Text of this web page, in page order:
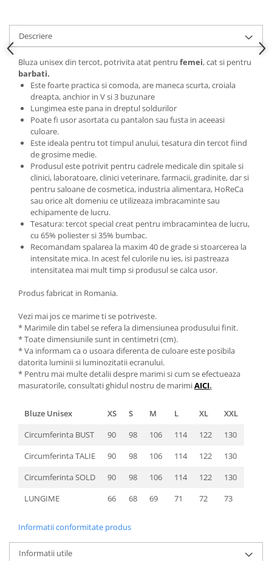
Descriere
Bluza unisex din tercot, potrivita atat pentru femei, cat si pentru
barbati.
Este foarte practica si comoda, are maneca scurta, croiala
dreapta, anchior in V si 3 buzunare
Lungimea este pana in dreptul soldurilor
Poate fi usor asortata cu pantalon sau fusta in aceeasi
culoare.
Este ideala pentru tot timpul anului, tesatura din tercot fiind
de grosime medie.
Produsul este potrivit pentru cadrele medicale din spitale si
clinici, laboratoare, clinici veterinare, farmacii, gradinite, dar si
pentru saloane de cosmetica, industria alimentara, HoReCa
sau orice alt domeniu ce utilizeaza imbracaminte sau
echipamente de lucru.
Tesatura: tercot special creat pentru imbracamintea de lucru,
cu 65% poliester si 35% bumbac.
Recomandam spalarea la maxim 40 de grade si stoarcerea la
intensitate mica. In acest fel culorile nu ies, isi pastreaza
intensitatea mai mult timp si produsul se calca usor.
Produs fabricat in Romania.
Vezi mai jos ce marime ti se potriveste.
* Marimile din tabel se refera la dimensiunea produsului finit.
* Toate dimensiunile sunt in centimetri (cm).
* Va informam ca o usoara diferenta de culoare este posibila
datorita luminii si luminozitatii ecranului.
* Pentru mai multe detalii despre marimi si cum se efectueaza
masuratorile, consultati ghidul nostru de marimiAICI.
Bluze Unisex XS S M L XL
XXL
Circumferinta BUST
90 98 106 114 122
130
Circumferinta TALIE
90 98 106 114 122
130
Circumferinta SOLD
90 98 106 114 122
130
LUNGIME
66 68 69 71 72 73
Informatii conformitate produs
Informatii utile